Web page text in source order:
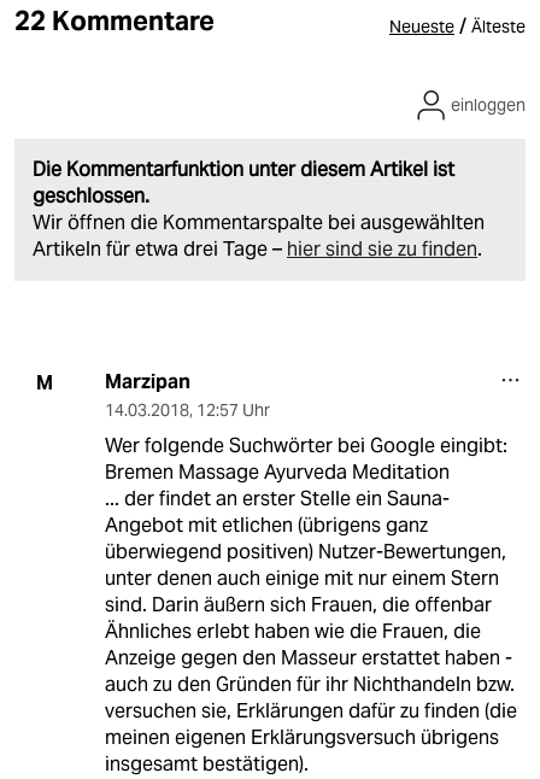
22 Kommentare Neueste / Älteste
Die Kommentarfunktion unter diesem Artikel ist
geschlossen.
Wir öffnen die Kommentarspalte bei ausgewählten
Artikeln für etwa drei Tage – hier sind sie zu finden.
einloggen
M Marzipan
14.03.2018, 12:57 Uhr
Wer folgende Suchwörter bei Google eingibt:
Bremen Massage Ayurveda Meditation
... der findet an erster Stelle ein Sauna-
Angebot mit etlichen (übrigens ganz
überwiegend positiven) Nutzer-Bewertungen,
unter denen auch einige mit nur einem Stern
sind. Darin äußern sich Frauen, die offenbar
Ähnliches erlebt haben wie die Frauen, die
Anzeige gegen den Masseur erstattet haben -
auch zu den Gründen für ihr Nichthandeln bzw.
versuchen sie, Erklärungen dafür zu finden (die
meinen eigenen Erklärungsversuch übrigens
insgesamt bestätigen).